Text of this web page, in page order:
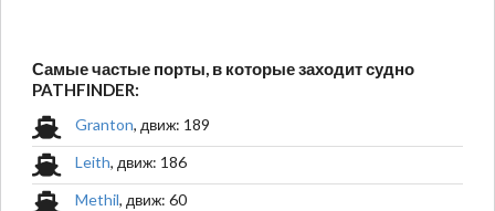
Самые частые порты, в которые заходит судно
PATHFINDER:
Granton, движ: 189
Leith, движ: 186
Methil, движ: 60